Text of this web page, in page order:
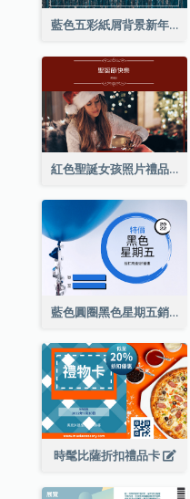
藍色五彩紙屑背景新年銷售禮品卡
紅色聖誕女孩照片禮品卡
藍色圓圈黑色星期五銷售禮品卡
時髦比薩折扣禮品卡